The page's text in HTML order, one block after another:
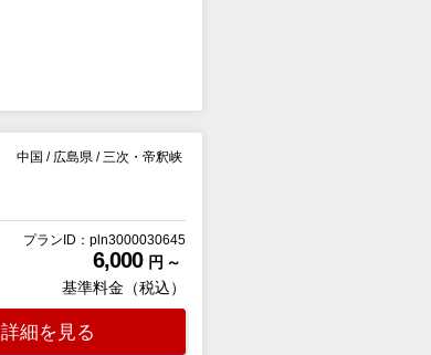
中国 / 広島県 / 三次・帝釈峡
プランID：pln3000030645
6,000 円 ～
基準料金（税込）
詳細を見る